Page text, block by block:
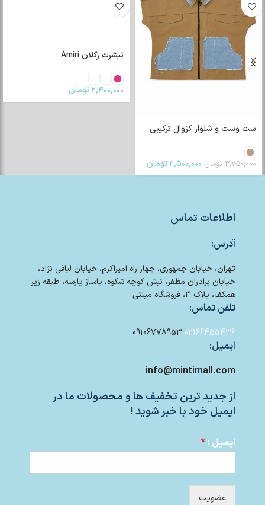
ست وست و شلوار کژوال ترکیبی
۳,۷۵۰,۰۰۰ تومان ۲,۵۰۰,۰۰۰تومان
تیشرت رگلان Amiri
۲,۴۰۰,۰۰۰تومان
اطلاعات تماس
آدرس:
تهران، خیابان جمهوری، چهار راه امیراکرم، خیابان لبافی نژاد،
خیابان برادران مظفر، نبش کوچه شکوه، پاساژ پارسه، طبقه زیر
همکف، پلاک 3، فروشگاه مینتی
تلفن تماس:
02166455436
09106778953
ایمیل:
info@mintimall.com
از جدید ترین تخفیف ها و محصولات ما در
ایمیل خود با خبر شوید !
ایمیل :*
عضویت